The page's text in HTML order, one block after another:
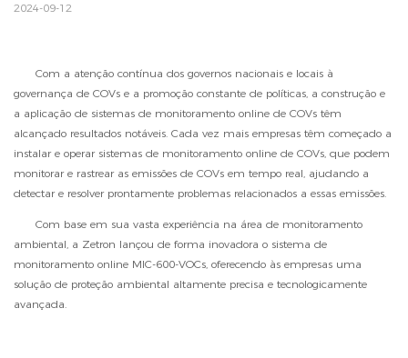
2024-09-12
Com a atenção contínua dos governos nacionais e locais à
governança de COVs e a promoção constante de políticas, a construção e
a aplicação de sistemas de monitoramento online de COVs têm
alcançado resultados notáveis. Cada vez mais empresas têm começado a
instalar e operar sistemas de monitoramento online de COVs, que podem
monitorar e rastrear as emissões de COVs em tempo real, ajudando a
detectar e resolver prontamente problemas relacionados a essas emissões.
Com base em sua vasta experiência na área de monitoramento
ambiental, a Zetron lançou de forma inovadora o sistema de
monitoramento online MIC-600-VOCs, oferecendo às empresas uma
solução de proteção ambiental altamente precisa e tecnologicamente
avançada.